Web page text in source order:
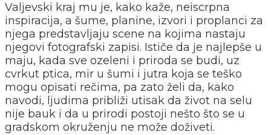
Valjevski kraj mu je, kako kaže, neiscrpna
inspiracija, a šume, planine, izvori i proplanci za
njega predstavljaju scene na kojima nastaju
njegovi fotografski zapisi. Ističe da je najlepše u
maju, kada sve ozeleni i priroda se budi, uz
cvrkut ptica, mir u šumi i jutra koja se teško
mogu opisati rečima, pa zato želi da, kako
navodi, ljudima približi utisak da život na selu
nije bauk i da u prirodi postoji nešto što se u
gradskom okruženju ne može doživeti.